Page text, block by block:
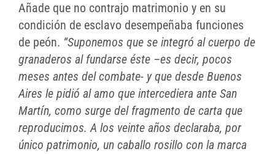
Añade que no contrajo matrimonio y en su
condición de esclavo desempeñaba funciones
de peón. “Suponemos que se integró al cuerpo de
granaderos al fundarse éste –es decir, pocos
meses antes del combate- y que desde Buenos
Aires le pidió al amo que intercediera ante San
Martín, como surge del fragmento de carta que
reproducimos. A los veinte años declaraba, por
único patrimonio, un caballo rosillo con la marca